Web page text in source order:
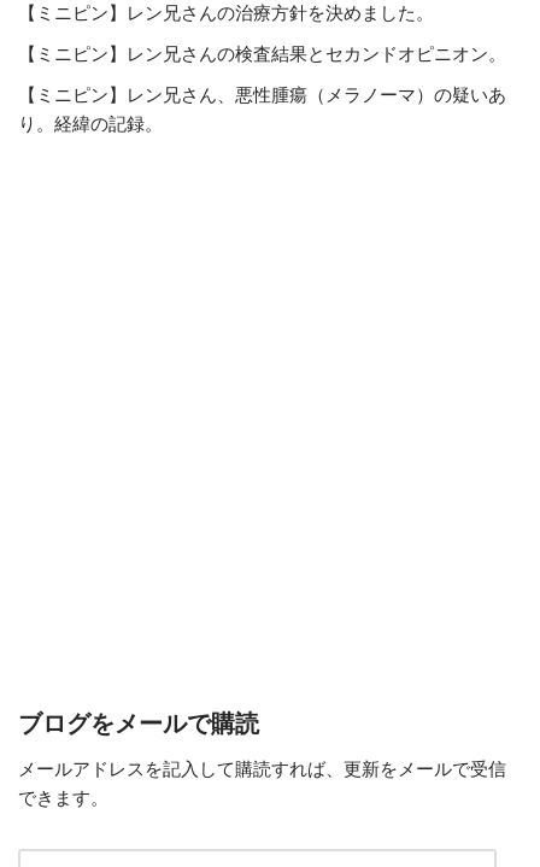
【ミニピン】レン兄さんの治療方針を決めました。
【ミニピン】レン兄さんの検査結果とセカンドオピニオン。
【ミニピン】レン兄さん、悪性腫瘍（メラノーマ）の疑いあ
り。経緯の記録。
ブログをメールで購読
メールアドレスを記入して購読すれば、更新をメールで受信
できます。